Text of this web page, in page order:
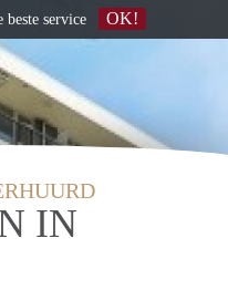
IN
beste service OK!